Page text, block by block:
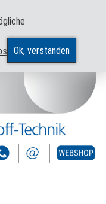
Ok, verstanden
auf höchstem Niveau